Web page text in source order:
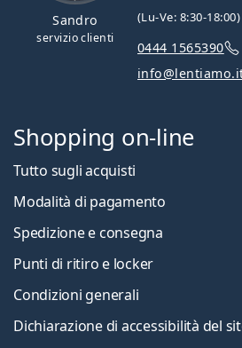
Sandro
servizio clienti
(Lu-Ve: 8:30-18:00)
0444 1565390
Shopping on-line
Tutto sugli acquisti
Modalità di pagamento
Spedizione e consegna
Punti di ritiro e locker
Condizioni generali
Dichiarazione di accessibilità del